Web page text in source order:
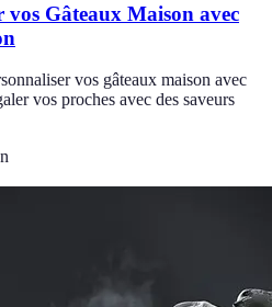
vos Gâteaux Maison avec
vos gâteaux maison avec
vos proches avec des saveurs